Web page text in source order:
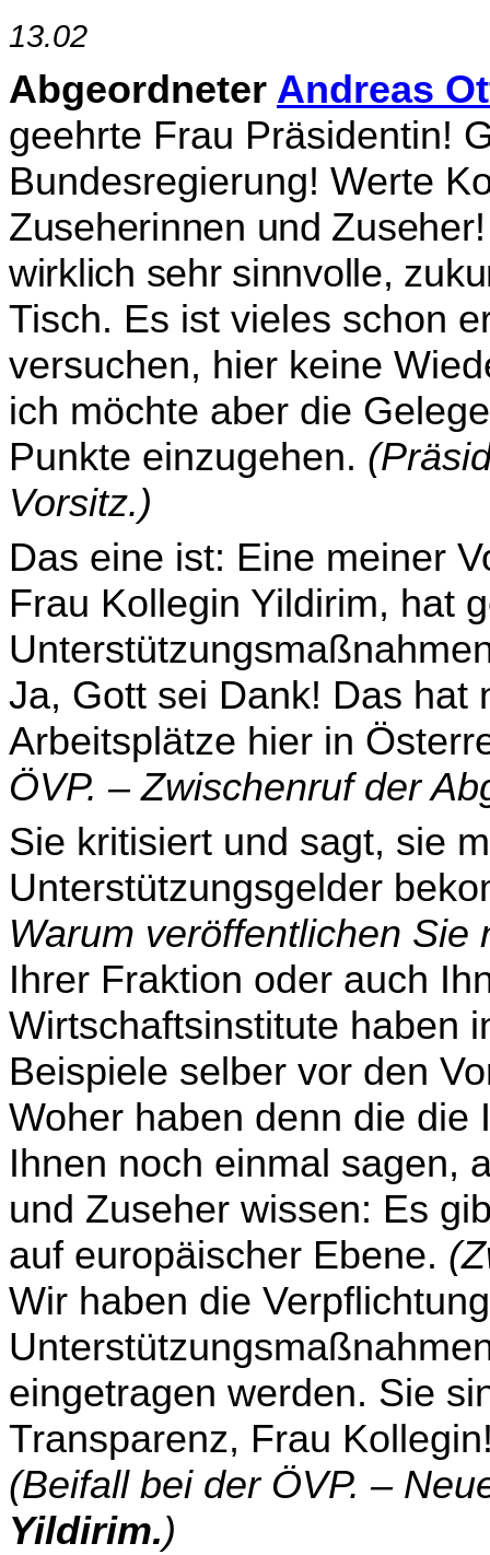
13.02
Abgeordneter Andreas
geehrte Frau Präsidentin!
Bundesregierung! Werte
Zuse­herinnen und
wirklich sehr sinnvolle,
Tisch. Es ist vieles schon
versuchen, hier keine
ich möchte aber die
Punkte einzugehen.
Vorsitz.)
Das eine ist: Eine meiner
Frau Kollegin Yildirim, hat
Ja, Gott sei Dank! Das hat
Arbeitsplätze hier in
ÖVP. – Zwischenruf der
Sie kritisiert und sagt, sie
Unterstützungsgelder
Warum veröffentlichen Sie
Ihrer Fraktion oder auch
Wirtschaftsinstitute haben
Beispiele selber vor den
Woher haben denn die die
Ihnen noch einmal sagen,
und Zuseher wissen: Es
auf euro­pä­ischer Ebene.
Wir haben die
eingetragen werden. Sie
Transparenz, Frau
(Beifall bei der ÖVP. –
Yildirim.)